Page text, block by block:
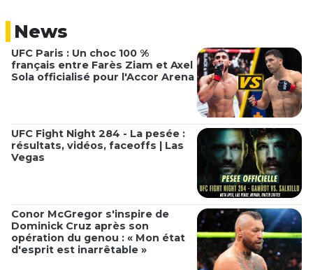
News
UFC Paris : Un choc 100 %
français entre Farès Ziam et Axel
Sola officialisé pour l'Accor Arena
UFC Fight Night 284 - La pesée :
résultats, vidéos, faceoffs | Las
Vegas
Conor McGregor s'inspire de
Dominick Cruz après son
opération du genou : « Mon état
d'esprit est inarrêtable »